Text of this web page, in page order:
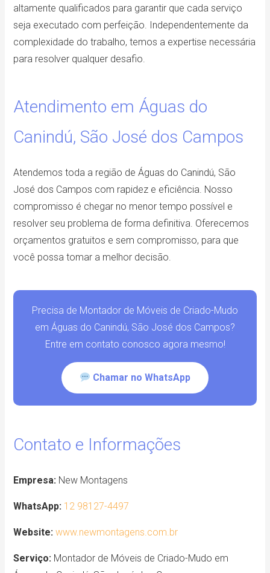
altamente qualificados para garantir que cada serviço
seja executado com perfeição. Independentemente da
complexidade do trabalho, temos a expertise necessária
para resolver qualquer desafio.
Atendimento em Águas do
Canindú, São José dos Campos
Atendemos toda a região de Águas do Canindú, São
José dos Campos com rapidez e eficiência. Nosso
compromisso é chegar no menor tempo possível e
resolver seu problema de forma definitiva. Oferecemos
orçamentos gratuitos e sem compromisso, para que
você possa tomar a melhor decisão.
Precisa de Montador de Móveis de Criado-Mudo
em Águas do Canindú, São José dos Campos?
Entre em contato conosco agora mesmo!
Chamar no WhatsApp
Contato e Informações
Empresa: New Montagens
WhatsApp: 12 98127-4497
Website: www.newmontagens.com.br
Serviço: Montador de Móveis de Criado-Mudo em